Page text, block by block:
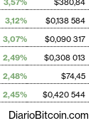
3,57%
$380,84
3,12%
$0,138 584
3,07%
$0,090 317
2,49%
$0,308 013
2,48%
$74,45
2,45% $0,420 544
DiarioBitcoin.com